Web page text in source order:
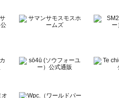
ーズブルー）の一覧
ー）の一覧